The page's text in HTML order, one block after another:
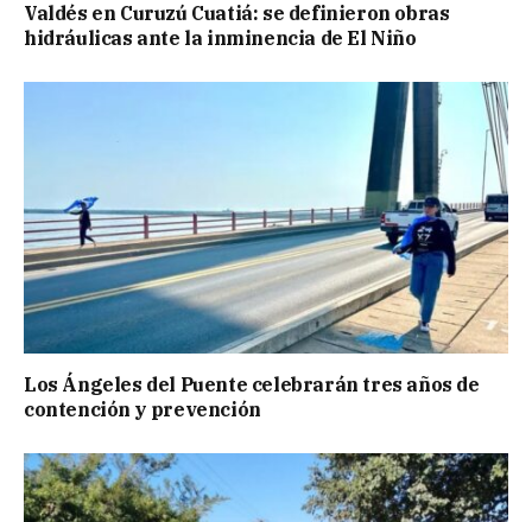
Valdés en Curuzú Cuatiá: se definieron obras
hidráulicas ante la inminencia de El Niño
Los Ángeles del Puente celebrarán tres años de
contención y prevención